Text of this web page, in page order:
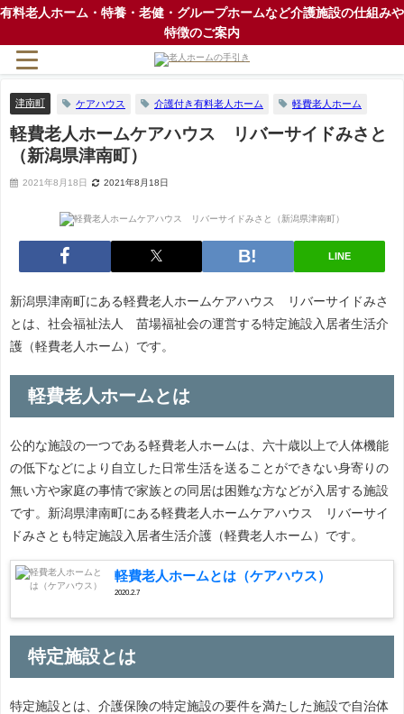
有料老人ホーム・特養・老健・グループホームなど介護施設の仕組みや
特徴のご案内
津南町 ケアハウス 介護付き有料老人ホーム 軽費老人ホーム
軽費老人ホームケアハウス リバーサイドみさと
（新潟県津南町）
2021年8月18日 2021年8月18日
LINE
新潟県津南町にある軽費老人ホームケアハウス リバーサイドみさ
とは、社会福祉法人 苗場福祉会の運営する特定施設入居者生活介
護（軽費老人ホーム）です。
軽費老人ホームとは
公的な施設の一つである軽費老人ホームは、六十歳以上で人体機能
の低下などにより自立した日常生活を送ることができない身寄りの
無い方や家庭の事情で家族との同居は困難な方などが入居する施設
です。新潟県津南町にある軽費老人ホームケアハウス リバーサイ
ドみさとも特定施設入居者生活介護（軽費老人ホーム）です。
軽費老人ホームとは（ケアハウス）
2020.2.7
特定施設とは
特定施設とは、介護保険の特定施設の要件を満たした施設で自治体